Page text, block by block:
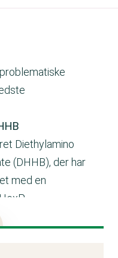
Diethylamino
(DHHB), der har
med en
.
der skal